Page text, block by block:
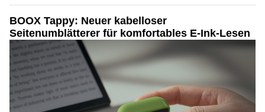
BOOX Tappy: Neuer kabelloser
Seitenumblätterer für komfortables E-Ink-Lesen